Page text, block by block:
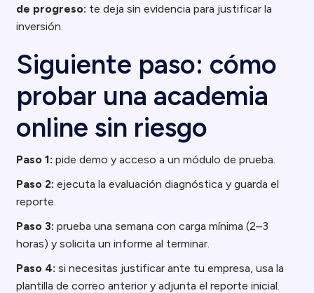
de progreso: te deja sin evidencia para justificar la
inversión.
Siguiente paso: cómo
probar una academia
online sin riesgo
Paso 1: pide demo y acceso a un módulo de prueba.
Paso 2: ejecuta la evaluación diagnóstica y guarda el
reporte.
Paso 3: prueba una semana con carga mínima (2–3
horas) y solicita un informe al terminar.
Paso 4: si necesitas justificar ante tu empresa, usa la
plantilla de correo anterior y adjunta el reporte inicial.